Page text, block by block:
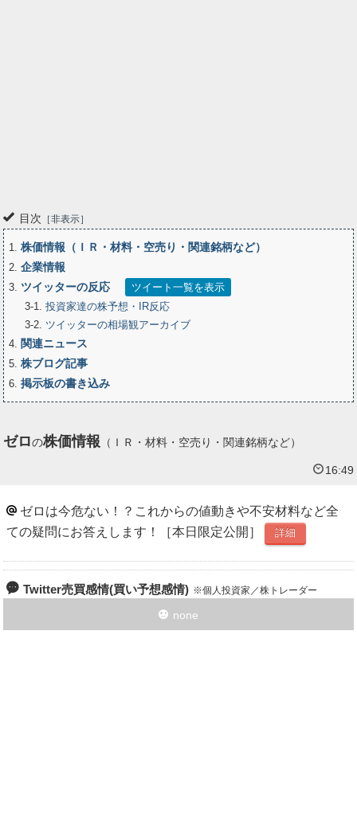
目次 非表示
1 株価情報（ＩＲ・材料・空売り・関連銘柄など）
2 企業情報
3 ツイッターの反応
ツイート一覧を表示
3-1 投資家達の株予想・IR反応
3-2 ツイッターの相場観アーカイブ
4
関連ニュース
5 株ブログ記事
6 掲示板の書き込み
ゼロの株価情報 （ＩＲ・材料・空売り・関連銘柄など）
16:49
ゼロは今危ない！？これからの値動きや不安材料など全
ての疑問にお答えします！［本日限定公開］
詳細
Twitter売買感情(買い予想感情) 個人投資家／株トレーダー
none